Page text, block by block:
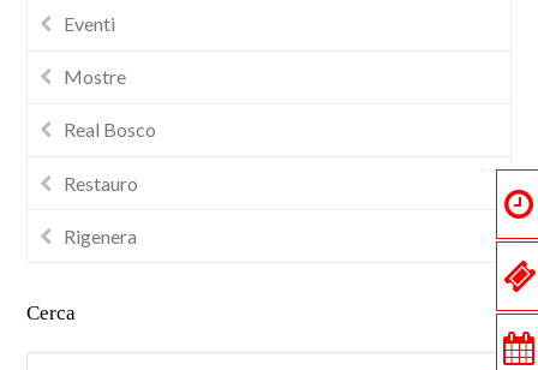
Eventi
Mostre
Real Bosco
Restauro
Rigenera
Cerca